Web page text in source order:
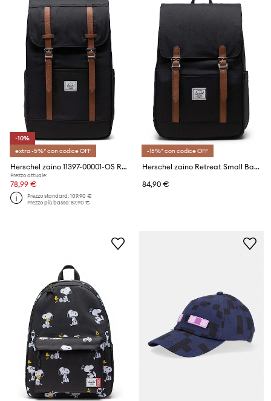
-10%
extra -5%* con codice OFF
Herschel zaino 11397-00001-OS Retreat Backpack
Prezzo attuale:
78,99 €
Prezzo standard:109,90 €
Prezzo più basso:87,90 €
-15%* con codice OFF
Herschel zaino Retreat Small Backpack
84,90 €